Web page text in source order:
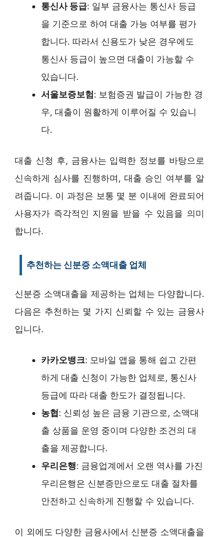
통신사 등급: 일부 금융사는 통신사 등급
을 기준으로 하여 대출 가능 여부를 평가
합니다. 따라서 신용도가 낮은 경우에도
통신사 등급이 높으면 대출이 가능할 수
있습니다.
서울보증보험: 보험증권 발급이 가능한 경
우, 대출이 원활하게 이루어질 수 있습니
다.
대출 신청 후, 금융사는 입력한 정보를 바탕으로
신속하게 심사를 진행하며, 대출 승인 여부를 알
려줍니다. 이 과정은 보통 몇 분 이내에 완료되어
사용자가 즉각적인 지원을 받을 수 있음을 의미
합니다.
추천하는 신분증 소액대출 업체
신분증 소액대출을 제공하는 업체는 다양합니다.
다음은 추천하는 몇 가지 신뢰할 수 있는 금융사
입니다.
카카오뱅크: 모바일 앱을 통해 쉽고 간편
하게 대출 신청이 가능한 업체로, 통신사
등급에 따라 대출 한도가 결정됩니다.
농협: 신뢰성 높은 금융 기관으로, 소액대
출 상품을 운영 중이며 다양한 조건의 대
출을 제공합니다.
우리은행: 금융업계에서 오랜 역사를 가진
우리은행은 신분증만으로도 대출 절차를
안전하고 신속하게 진행할 수 있습니다.
이 외에도 다양한 금융사에서 신분증 소액대출을